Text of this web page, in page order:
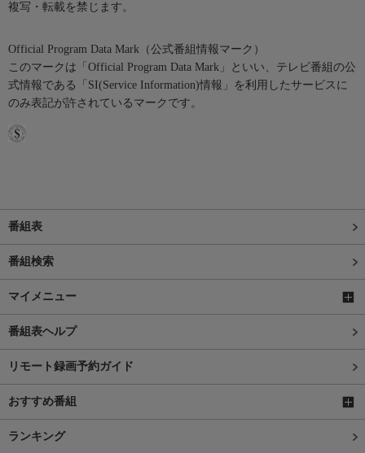
複写・転載を禁じます。
Official Program Data Mark（公式番組情報マーク）
このマークは「Official Program Data Mark」といい、テレビ番組の公
式情報である「SI(Service Information)情報」を利用したサービスに
のみ表記が許されているマークです。
番組表
番組検索
マイメニュー
番組表ヘルプ
リモート録画予約ガイド
おすすめ番組
ランキング